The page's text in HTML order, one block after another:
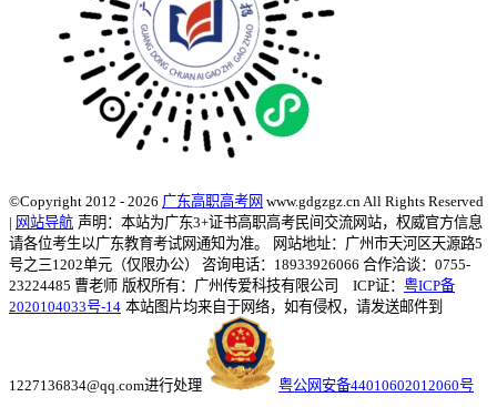
©Copyright 2012 - 2026 广东高职高考网 www.gdgzgz.cn All Rights Reserved
| 网站导航 声明：本站为广东3+证书高职高考民间交流网站，权威官方信息
请各位考生以广东教育考试网通知为准。
网站地址：广州市天河区天源路5
号之三1202单元（仅限办公） 咨询电话：18933926066 合作洽谈：0755-
23224485 曹老师 版权所有：广州传爱科技有限公司 ICP证： 粤ICP备
2020104033号-14 本站图片均来自于网络，如有侵权，请发送邮件到
1227136834@qq.com进行处理 粤公网安备44010602012060号